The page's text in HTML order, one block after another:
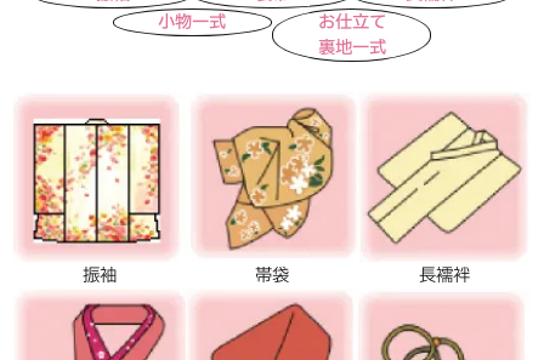
小物一式
お仕立て
裏地一式
振袖 帯袋 長襦袢